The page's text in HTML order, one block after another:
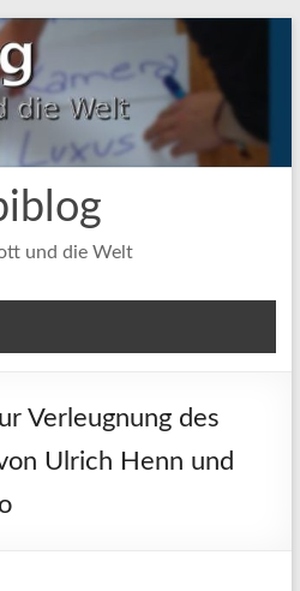
und die Welt
Verleugnung des
Ulrich Henn und